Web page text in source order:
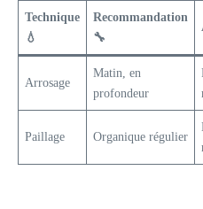
Technique
💧
Recommandation
🔧
Arrosage
Matin, en
profondeur
Paillage Organique régulier